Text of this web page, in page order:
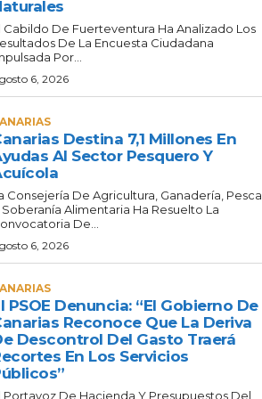
Cabildo De Fuerteventura Ha Analizado Los
De La Encuesta Ciudadana
Por...
6, 2026
Destina 7,1 Millones En
Al Sector Pesquero Y
Consejería De Agricultura, Ganadería, Pesca
Soberanía Alimentaria Ha Resuelto La
De...
6, 2026
PSOE Denuncia: “El Gobierno De
Reconoce Que La Deriva
Descontrol Del Gasto Traerá
En Los Servicios
Portavoz De Hacienda Y Presupuestos Del